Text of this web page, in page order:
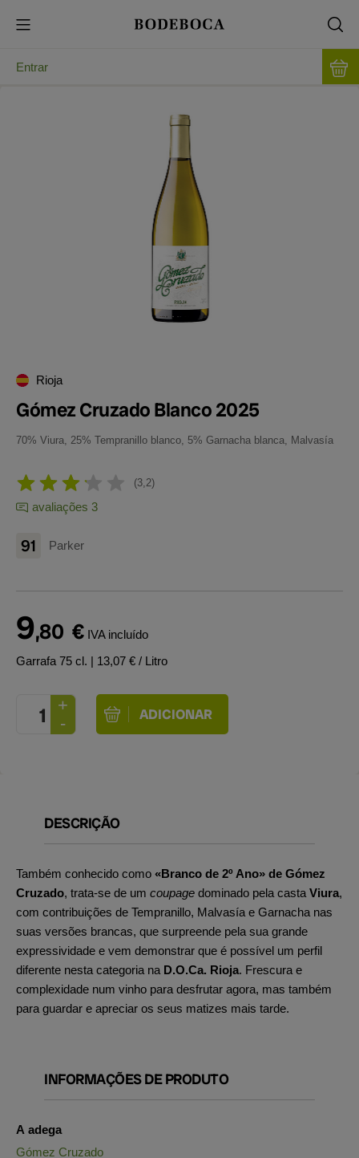
Entrar
Rioja
Gómez Cruzado Blanco 2025
70% Viura, 25% Tempranillo blanco, 5% Garnacha blanca, Malvasía
3,2
avaliações 3
91 Parker
9,80 € IVA incluído
Garrafa 75 cl. | 13,07 € / Litro
DESCRIÇÃO
Também conhecido como «Branco de 2º Ano» de Gómez
Cruzado, trata-se de um coupage dominado pela casta Viura,
com contribuições de Tempranillo, Malvasía e Garnacha nas
suas versões brancas, que surpreende pela sua grande
expressividade e vem demonstrar que é possível um perfil
diferente nesta categoria na D.O.Ca. Rioja. Frescura e
complexidade num vinho para desfrutar agora, mas também
para guardar e apreciar os seus matizes mais tarde.
INFORMAÇÕES DE PRODUTO
A adega
Gómez Cruzado